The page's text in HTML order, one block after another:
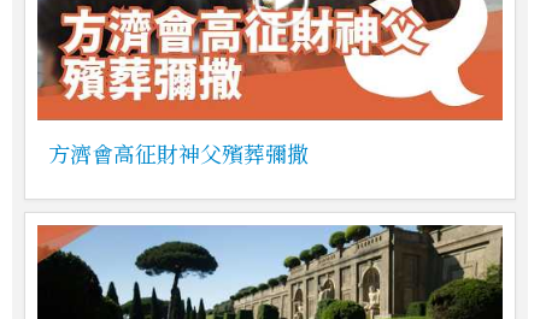
方濟會高征財神父殯葬彌撒